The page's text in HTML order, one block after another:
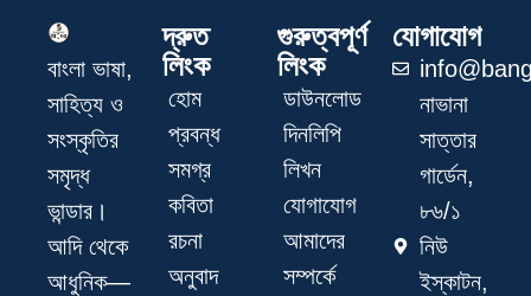
বাংলা ভাষা,
সাহিত্য ও
সংস্কৃতির
সমৃদ্ধ
ভান্ডার।
আদি থেকে
আধুনিক—
দ্রুত
লিংক
হোম
প্রবন্ধ
সমগ্র
কবিতা
রচনা
অনুবাদ
গুরুত্বপূর্ণ
লিংক
ডাউনলোড
দিনলিপি
লিখন
যোগাযোগ
আমাদের
সম্পর্কে
যোগাযোগ
নাভানা
সাত্তার
গার্ডেন,
৮৬/১
নিউ
ইস্কাটন,